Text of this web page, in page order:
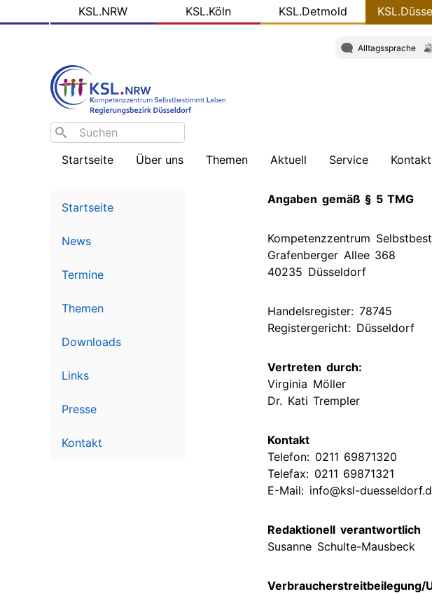
zum
KSLKSL.NRW KSL.Köln KSL.Detmold
Alltagssprache
Search
Startseite Über uns Themen
InklusionsKompass
Partizipation
Kulturprojekt
Elternschaft
Aktuell
Nachrichten
-
Blog
der
KSL.NRW
Soziale
Medien
Termine
Vergangene
Termine
Service
Veröffentlichungen
Konkret
Presse
Links
Kontakt
Adresse
Angaben gemäß § 5 TMG
Kompetenzzentrum
Grafenberger Allee 368
40235 Düsseldorf
Handelsregister: 78745
Registergericht: Düsseldorf
Vertreten durch:
Virginia Möller
Dr. Kati Trempler
Kontakt
Telefon: 0211 69871320
Telefax: 0211 69871321
E-Mail: info@ksl-
Redaktionell verantwortlich
Susanne Schulte-Mausbeck
Verbraucherstreitbeilegung/
Startseite
News
Termine
Themen
Downloads
Links
Presse
Kontakt